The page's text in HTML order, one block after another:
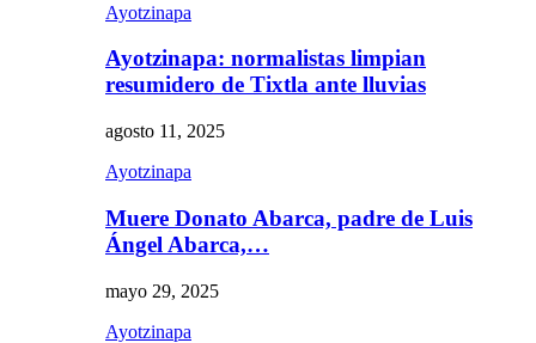
Ayotzinapa
Ayotzinapa: normalistas limpian
resumidero de Tixtla ante lluvias
agosto 11, 2025
Ayotzinapa
Muere Donato Abarca, padre de Luis
Ángel Abarca,…
mayo 29, 2025
Ayotzinapa